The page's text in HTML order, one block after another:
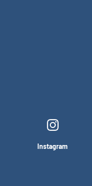
Instagram